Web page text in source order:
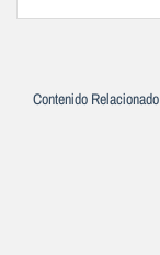
Contenido Relacionado